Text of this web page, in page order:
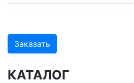
Заказать
КАТАЛОГ